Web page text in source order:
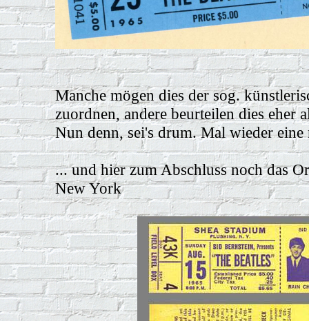
Manche mögen dies der sog.
zuordnen, andere beurteilen dies eher
Nun denn, sei's drum. Mal wieder
... und hier zum Abschluss noch das
New York